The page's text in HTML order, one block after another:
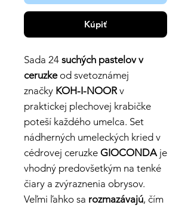
Kúpiť
Sada 24 suchých pastelov v
ceruzkeod svetoznámej
značky KOH-I-NOORv
praktickej plechovej krabičke
poteší každého umelca. Set
nádherných umeleckých kried v
cédrovej ceruzke GIOCONDA je
vhodný predovšetkým na tenké
čiary a zvýraznenia obrysov.
Veľmi ľahko sa rozmazávajú, čím